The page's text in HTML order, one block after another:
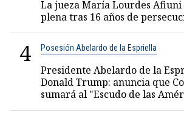
La jueza María Lourdes
plena tras 16 años de
4 Posesión Abelardo de la Espriella
Presidente Abelardo de la
Donald Trump: anuncia que
sumará al "Escudo de las